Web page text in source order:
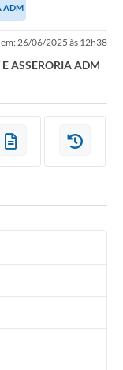
ADM
26/06/2025 às 12h38
ASSERORIA ADM